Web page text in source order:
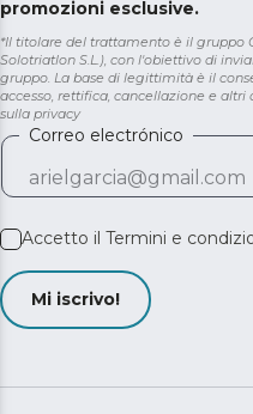
promozioni esclusive.
*Il titolare del trattamento è il gruppo
Solotriatlon S.L.), con l'obiettivo di
gruppo. La base di legittimità è il
accesso, rettifica, cancellazione e
sulla privacy
Correo electrónico
Accetto il Termini e
Mi iscrivo!